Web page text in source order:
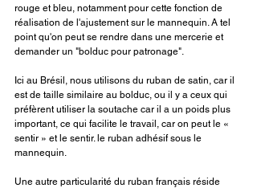
rouge et bleu, notamment pour cette fonction de
réalisation de l'ajustement sur le mannequin. A tel
point qu'on peut se rendre dans une mercerie et
demander un "bolduc pour patronage".
Ici au Brésil, nous utilisons du ruban de satin, car il
est de taille similaire au bolduc, ou il y a ceux qui
préfèrent utiliser la soutache car il a un poids plus
important, ce qui facilite le travail, car on peut le «
sentir » et le sentir. le ruban adhésif sous le
mannequin.
Une autre particularité du ruban français réside